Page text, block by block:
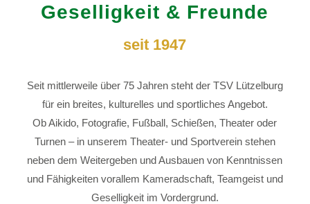
Geselligkeit & Freunde
seit 1947
Seit mittlerweile über 75 Jahren steht der TSV Lützelburg
für ein breites, kulturelles und sportliches Angebot.
Ob Aikido, Fotografie, Fußball, Schießen, Theater oder
Turnen – in unserem Theater- und Sportverein stehen
neben dem Weitergeben und Ausbauen von Kenntnissen
und Fähigkeiten vorallem Kameradschaft, Teamgeist und
Geselligkeit im Vordergrund.